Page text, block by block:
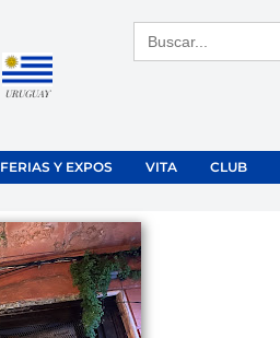
URUGUAY
Buscar:
FERIAS Y EXPOS VITA CLUB